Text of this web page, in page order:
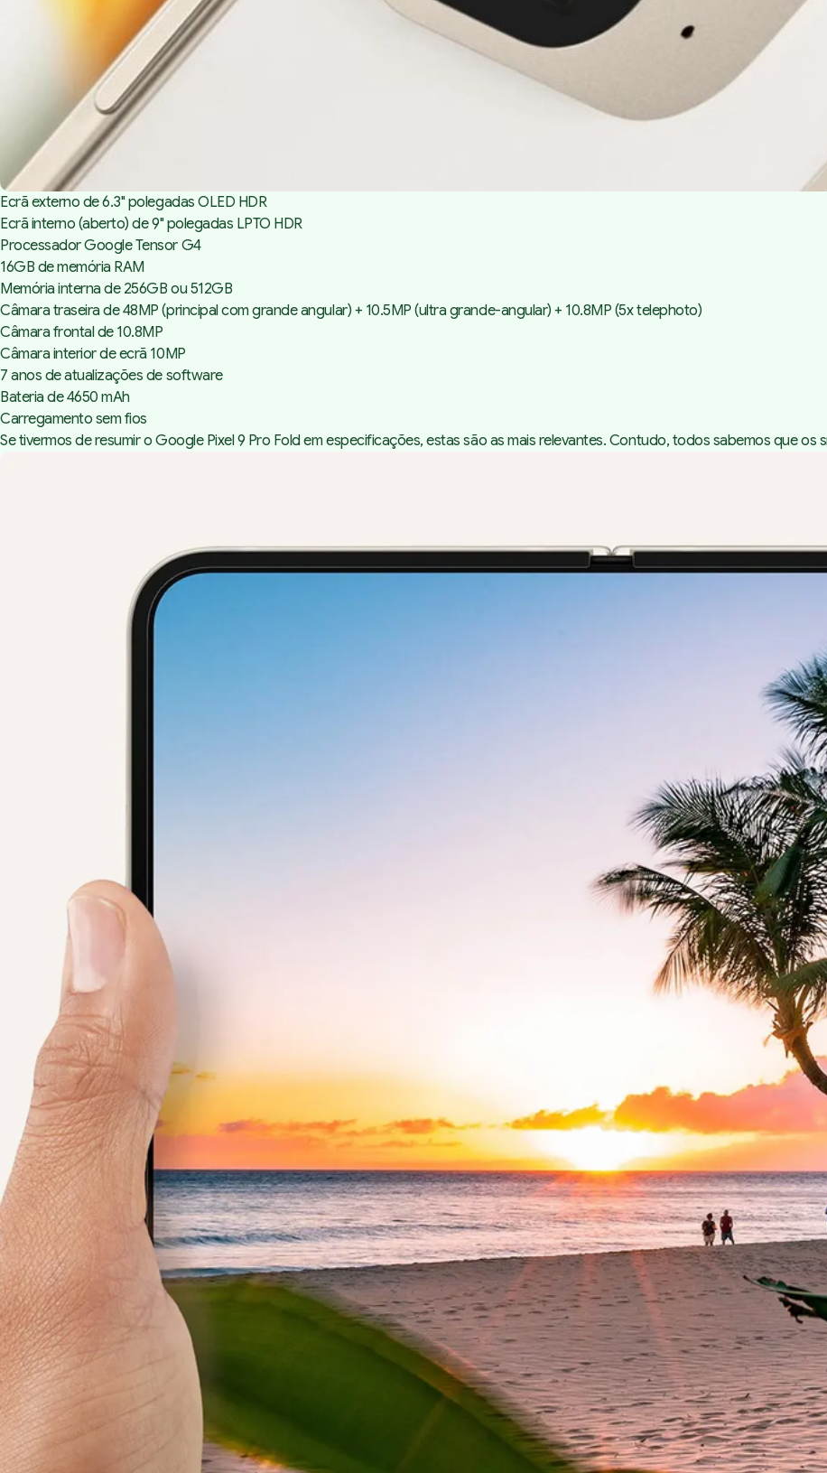
Ecrã externo de 6.3" polegadas OLED HDR
Ecrã interno (aberto) de 9" polegadas LPTO HDR
Processador Google Tensor G4
16GB de memória RAM
Memória interna de 256GB ou 512GB
Câmara traseira de 48MP (principal com grande angular) + 10.5MP (ultra grande-angular) + 10.8MP (5x telephoto)
Câmara frontal de 10.8MP
Câmara interior de ecrã 10MP
7 anos de atualizações de software
Bateria de 4650 mAh
Carregamento sem fios
Se tivermos de resumir o Google Pixel 9 Pro Fold em especificações, estas são as mais relevantes. Contudo, todos sabemos que os